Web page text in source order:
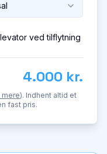
ved tilflytning
4.000 kr.
). Indhent altid et
fast pris.